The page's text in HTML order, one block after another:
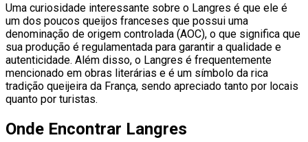
Uma curiosidade interessante sobre o Langres é que ele é
um dos poucos queijos franceses que possui uma
denominação de origem controlada (AOC), o que significa que
sua produção é regulamentada para garantir a qualidade e
autenticidade. Além disso, o Langres é frequentemente
mencionado em obras literárias e é um símbolo da rica
tradição queijeira da França, sendo apreciado tanto por locais
quanto por turistas.
Onde Encontrar Langres